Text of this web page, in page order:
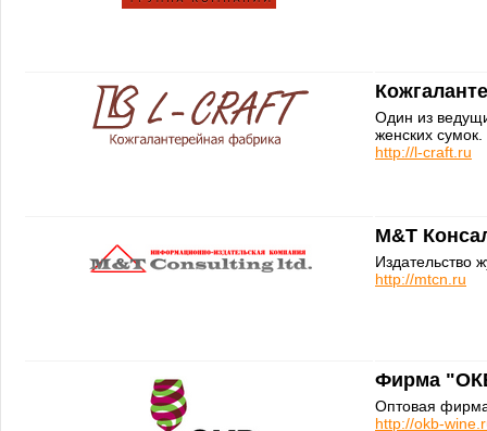
Один из
женских сумок.
http://l-craft.ru
M&T
Издательство
http://mtcn.ru
Фирма
Оптовая
http://okb-